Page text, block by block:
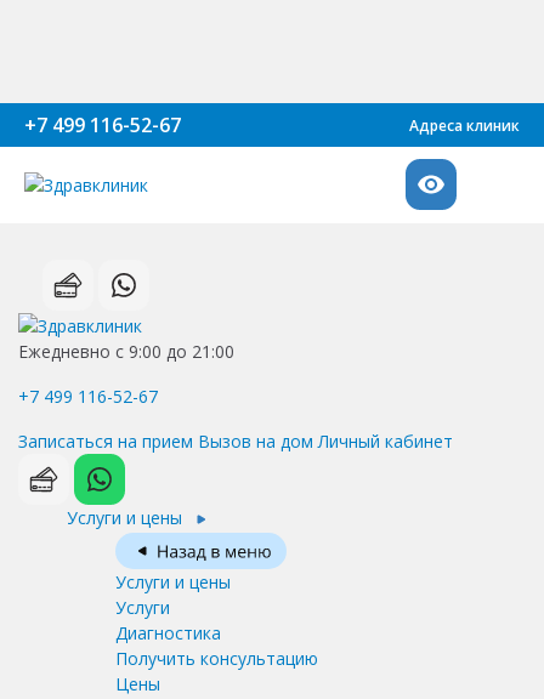
+7 499 116-52-67 Адреса клиник
Ежедневно с 9:00 до 21:00
+7 499 116-52-67
Записаться на прием Вызов на дом Личный кабинет
Услуги и цены
Услуги и цены
Услуги
Диагностика
Получить консультацию
Цены